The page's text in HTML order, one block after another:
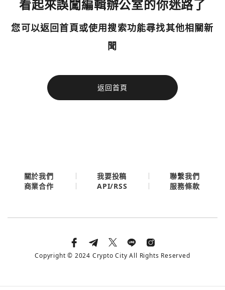
看起來誤闖編輯辦公室的你迷路了
您可以返回首頁或使用搜索功能尋找其他相關新
聞
返回首頁
今日熱門
使用以下帳號繼續
您已閒置5分鐘，請點擊關閉按鈕或空白處，即可回到加密
今日熱門
關於我們 我要投稿
聯繫我們
商業合作
API/RSS 服務條款
Copyright © 2024 Crypto City All Rights Reserved